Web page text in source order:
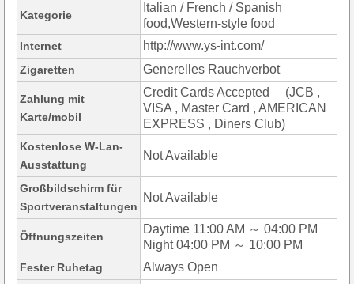
Kategorie
Italian / French / Spanish
food,Western-style food
Internet http://www.ys-int.com/
Zigaretten Generelles Rauchverbot
Zahlung mit
Karte/mobil
Credit Cards Accepted (JCB ,
VISA , Master Card , AMERICAN
EXPRESS , Diners Club)
Kostenlose W-Lan-
Ausstattung
Not Available
Großbildschirm für
Sportveranstaltungen
Not Available
Öffnungszeiten
Daytime 11:00 AM ～ 04:00 PM
Night 04:00 PM ～ 10:00 PM
Fester Ruhetag Always Open